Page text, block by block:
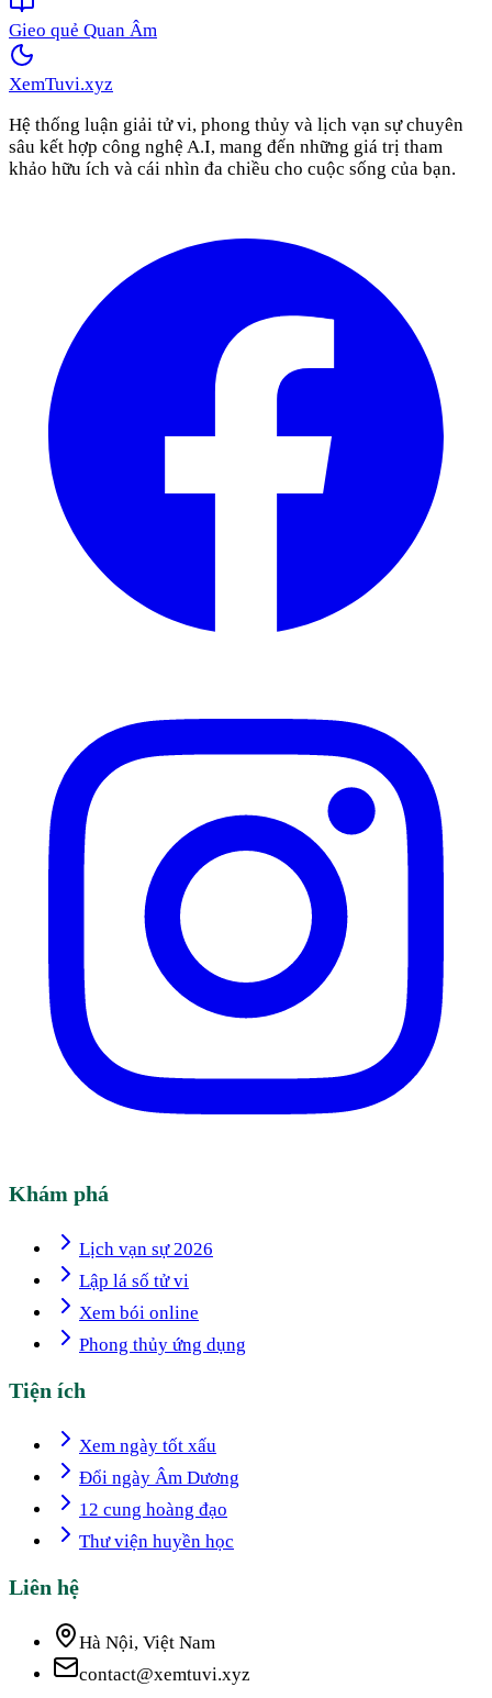
Gieo quẻ Quan Âm
XemTuvi.xyz
Hệ thống luận giải tử vi, phong thủy và lịch vạn sự chuyên
sâu kết hợp công nghệ A.I, mang đến những giá trị tham
khảo hữu ích và cái nhìn đa chiều cho cuộc sống của bạn.
Khám phá
Lịch vạn sự 2026
Lập lá số tử vi
Xem bói online
Phong thủy ứng dụng
Tiện ích
Xem ngày tốt xấu
Đổi ngày Âm Dương
12 cung hoàng đạo
Thư viện huyền học
Liên hệ
Hà Nội, Việt Nam
contact@xemtuvi.xyz